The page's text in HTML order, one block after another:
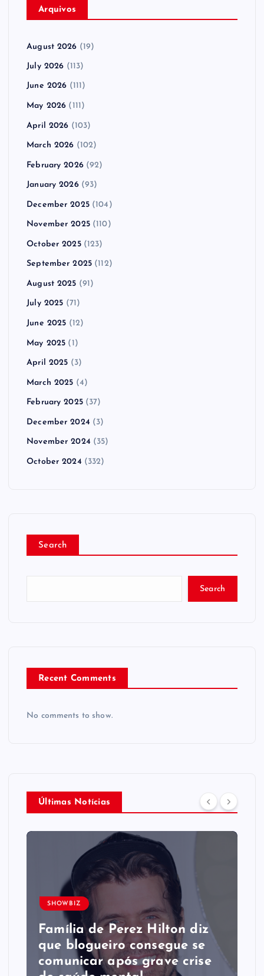
Arquivos
August 2026 (19)
July 2026 (113)
June 2026 (111)
May 2026 (111)
April 2026 (103)
March 2026 (102)
February 2026(92)
January 2026(93)
December 2025(104)
November 2025(110)
October 2025(123)
September 2025 (112)
August 2025 (91)
July 2025 (71)
June 2025 (12)
May 2025 (1)
April 2025 (3)
March 2025 (4)
February 2025(37)
December 2024 (3)
November 2024 (35)
October 2024 (332)
Search
Search
Recent Comments
No comments to show.
Últimas Notícias
SHOWBIZ
Família de Perez Hilton diz
que blogueiro consegue se
comunicar após grave crise